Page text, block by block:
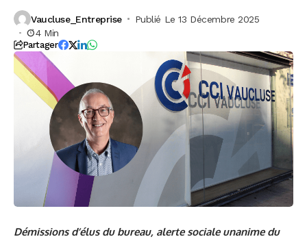
Vaucluse_Entreprise
Publié Le 13 Décembre 2025
4 Min
Partager
Démissions d’élus du bureau, alerte sociale unanime du